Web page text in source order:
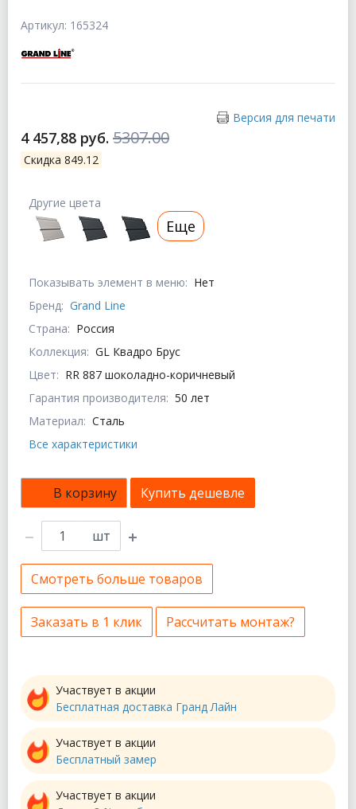
Артикул: 165324
Версия для печати
4 457,88 руб. 5307.00
Скидка 849.12
Показывать элемент в меню: Нет
Бренд: Grand Line
Страна: Россия
Коллекция: GL Квадро Брус
Цвет: RR 887 шоколадно-коричневый
Гарантия производителя: 50 лет
Материал: Сталь
Все характеристики
Другие цвета
Еще
В корзину Купить дешевле
шт
Смотреть больше товаров
Заказать в 1 клик Рассчитать монтаж?
Участвует в акции
Бесплатная доставка Гранд Лайн
Участвует в акции
Бесплатный замер
Участвует в акции